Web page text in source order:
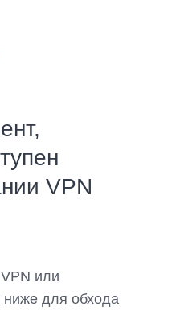
VPN
или
ниже для обхода